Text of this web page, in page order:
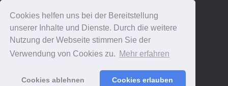
Cookies helfen uns bei der Bereitstellung
unserer Inhalte und Dienste. Durch die weitere
Nutzung der Webseite stimmen Sie der
Verwendung von Cookies zu. Mehr erfahren
Cookies ablehnen Cookies erlauben